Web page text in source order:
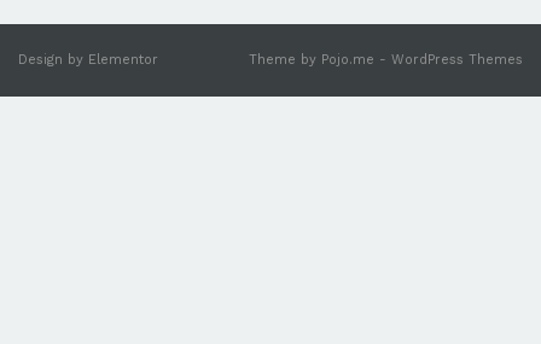
Theme by Pojo.me - WordPress Themes
Design by Elementor